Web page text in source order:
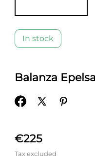
In stock
Balanza
€225
Tax excluded